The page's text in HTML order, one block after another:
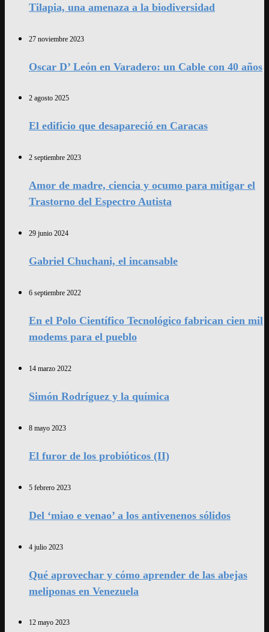
Tilapia, una amenaza a la biodiversidad
27 noviembre 2023
Oscar D’ León en Varadero: un Cable con 40 años
2 agosto 2025
El edificio que desapareció en Caracas
2 septiembre 2023
Amor de madre, ciencia y ocumo para mitigar el
Trastorno del Espectro Autista
29 junio 2024
Gabriel Chuchani, el incansable
6 septiembre 2022
En el Polo Científico Tecnológico fabrican cien mil
modems para el pueblo
14 marzo 2022
Simón Rodríguez y la química
8 mayo 2023
El furor de los probióticos (II)
5 febrero 2023
Del ‘miao e venao’ a los antivenenos sólidos
4 julio 2023
Qué aprovechar y cómo aprender de las abejas
meliponas en Venezuela
12 mayo 2023